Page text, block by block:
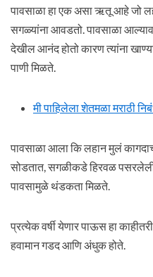
पावसाळा हा एक असा ऋतू आहे जो
सगळ्यांना आवडतो. पावसाळा
देखील आनंद होतो कारण त्यांना
पाणी मिळते.
मी पाहिलेला शेतमळा मराठी
पावसाळा आला कि लहान मुलं
सोडतात, सगळीकडे हिरवळ
पावसामुळे थंडकता मिळते.
प्रत्येक वर्षी येणार पाऊस हा
हवामान गडद आणि अंधुक होते.